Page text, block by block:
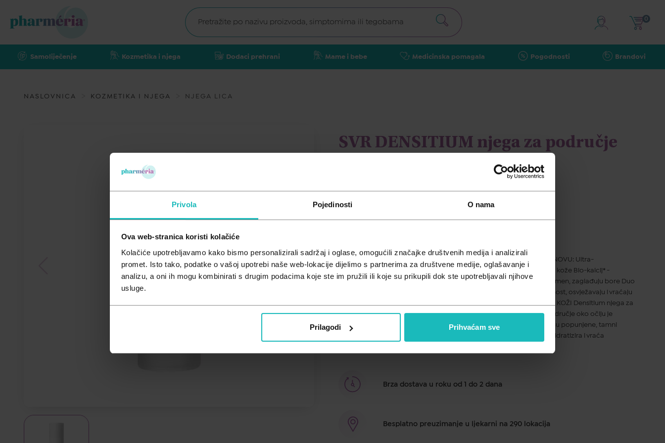
Privola Pojedinosti O nama
Ova web-stranica koristi kolačiće
Kolačiće upotrebljavamo kako bismo personalizirali sadržaj i oglase, omogućili značajke društvenih medija i analizirali
promet. Isto tako, podatke o vašoj upotrebi naše web-lokacije dijelimo s partnerima za društvene medije, oglašavanje i
analizu, a oni ih mogu kombinirati s drugim podacima koje ste im pružili ili koje su prikupili dok ste upotrebljavali njihove
usluge.
Prilagodi Prihvaćam sve
Samoliječenje Kozmetika i njega Dodaci prehrani Mame i bebe Medicinska pomagala Pogodnosti Brandovi
0
NASLOVNICA KOZMETIKA I NJEGA NJEGA LICA
SVR DENSITIUM njega za područje
36,96 €
DERMATOLOŠKI AKTIVNI SASTOJCI KOJI PRUŽAJU CJELOKUPNU OBNOVU: Ultra-
fragmentirana hijaluronska kiselina – popunjava i jača potporna tkiva kože Bio-kalcij* -
restrukturira epidermis i vraća koži gustoću Goji bobice– vraćaju volumen, zaglađuju bore Duo
aminokiselina + tetrapeptidi – korigiraju tamne podočnjake i natečenost, osvježavaju i vraćaju
blistavost području oko očiju UČINKOVITOST DOKAZANA NA ZRELOJ KOŽI Densitium njega za
područje oko očiju pruža ciljano i cjelokupno anti-age djelovanje. Područje oko očiju je
zaglađeno i restrukturirano, a pogled je otvoreniji. Ekspresijske bore su popunjene, tamni
podočnjaci i natečenost su korigirani. Bogata, svilenskasta tekstura hidratizira i vraća
Brza dostava u roku od 1 do 2 dana
Besplatno preuzimanje u ljekarni na 290 lokacija